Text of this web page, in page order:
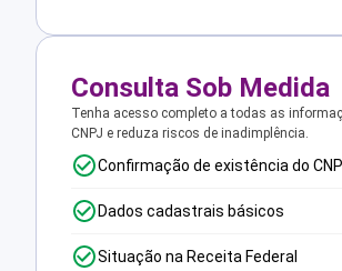
Consulta Sob Medida
Tenha acesso completo a todas as
CNPJ e reduza riscos de inadimplência.
Confirmação de existência do
Dados cadastrais básicos
Situação na Receita Federal